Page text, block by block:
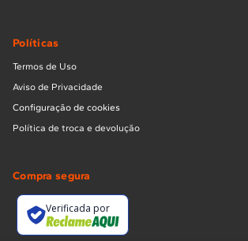
Políticas
Termos de Uso
Aviso de Privacidade
Configuração de cookies
Política de troca e devolução
Compra segura
Verificada por